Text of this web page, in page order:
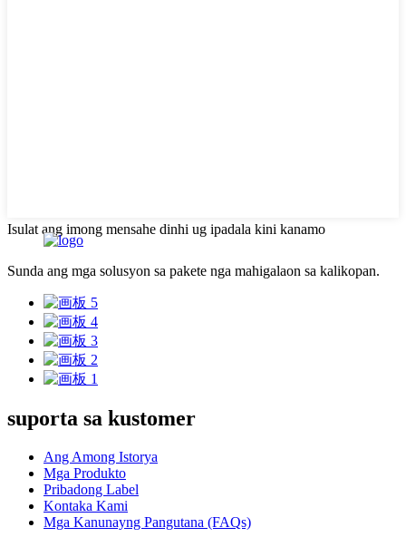
Isulat ang imong mensahe dinhi ug ipadala kini kanamo
Sunda ang mga solusyon sa pakete nga mahigalaon sa kalikopan.
suporta sa kustomer
Ang Among Istorya
Mga Produkto
Pribadong Label
Kontaka Kami
Mga Kanunayng Pangutana (FAQs)